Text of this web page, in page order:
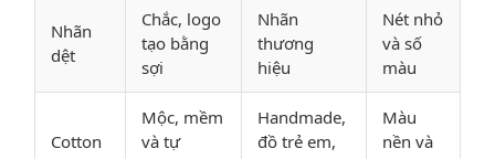
Nhãn
dệt
Chắc, logo
tạo bằng
sợi
Nhãn
thương
hiệu
Nét nhỏ
và số
màu
Cotton
Mộc, mềm
và tự
Handmade,
đồ trẻ em,
Màu
nền và